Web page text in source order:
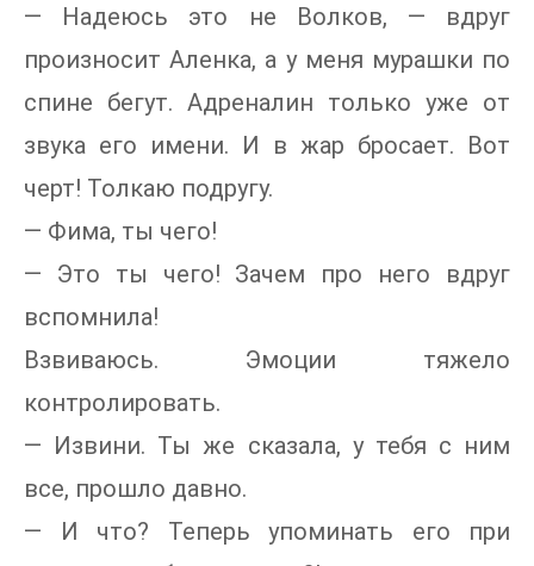
— Надеюсь это не Волков, — вдруг
произносит Аленка, а у меня мурашки по
спине бегут. Адреналин только уже от
звука его имени. И в жар бросает. Вот
черт! Толкаю подругу.
— Фима, ты чего!
— Это ты чего! Зачем про него вдруг
вспомнила!
Взвиваюсь. Эмоции тяжело
контролировать.
— Извини. Ты же сказала, у тебя с ним
все, прошло давно.
— И что? Теперь упоминать его при